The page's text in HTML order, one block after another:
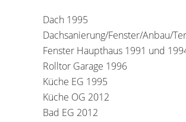
Dach 1995
Dachsanierung/Fenster/Anbau/
Fenster Haupthaus 1991 und
Rolltor Garage 1996
Küche EG 1995
Küche OG 2012
Bad EG 2012